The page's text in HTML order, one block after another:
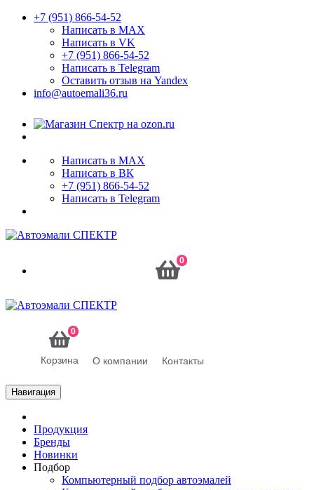
+7 (951) 866-54-52
Написать в MAX
Написать в VK
+7 (951) 866-54-52
Написать в Telegram
Оставить отзыв на Yandex
info@autoemali36.ru
Написать в MAX
Написать в ВК
+7 (951) 866-54-52
Написать в Telegram
0
0
Корзина О компании Контакты
Навигация
Продукция
Бренды
Новинки
Подбор
Компьютерный подбор автоэмалей